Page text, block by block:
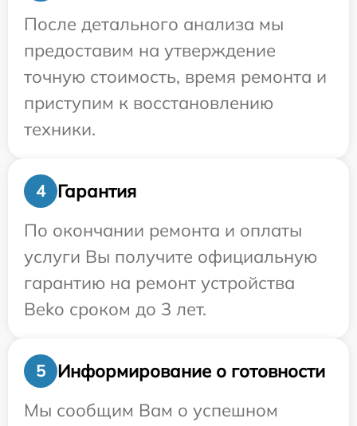
После детального анализа мы
предоставим на утверждение
точную стоимость, время ремонта и
приступим к восстановлению
техники.
4
Гарантия
По окончании ремонта и оплаты
услуги Вы получите официальную
гарантию на ремонт устройства
Beko сроком до 3 лет.
5
Информирование о готовности
Мы сообщим Вам о успешном